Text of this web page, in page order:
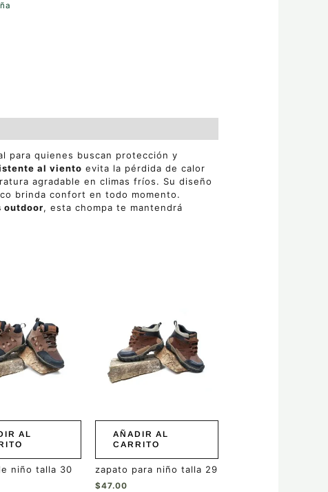
para quienes buscan protección y
al viento evita la pérdida de calor
agradable en climas fríos. Su diseño
brinda confort en todo momento.
outdoor, esta chompa te mantendrá
AL
niño talla 30
AÑADIR AL
CARRITO
zapato para niño talla 29
$47.00